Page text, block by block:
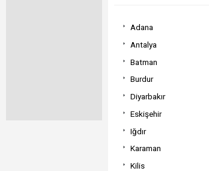
Adana
Antalya
Batman
Burdur
Diyarbakır
Eskişehir
Iğdır
Karaman
Kilis